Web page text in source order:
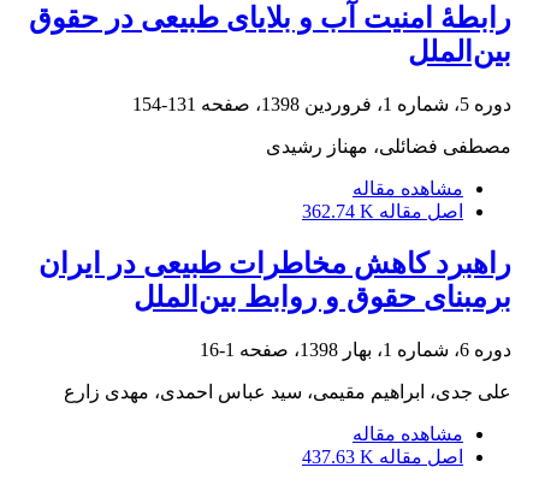
رابطۀ امنیت آب و بلایای طبیعی در حقوق
بین‌الملل
دوره 5، شماره 1، فروردین 1398، صفحه 131-154
مصطفی فضائلی، مهناز رشیدی
مشاهده مقاله
اصل مقاله 362.74 K
راهبرد کاهش مخاطرات طبیعی در ایران
برمبنای حقوق و روابط بین‌الملل
دوره 6، شماره 1، بهار 1398، صفحه 1-16
علی جدی، ابراهیم مقیمی، سید عباس احمدی، مهدی زارع
مشاهده مقاله
اصل مقاله 437.63 K